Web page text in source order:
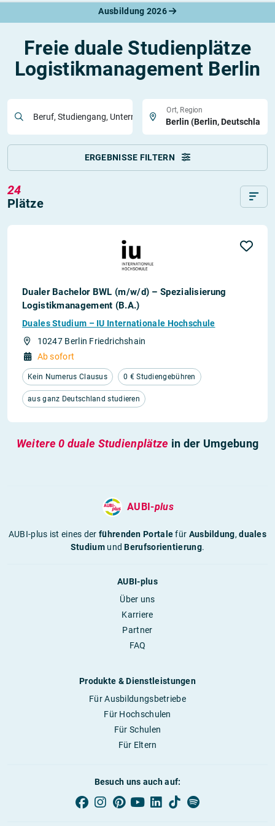
Ausbildung 2026
Freie duale Studienplätze
Logistikmanagement Berlin
Beruf, Studiengang, Unternehmen
Ort, Region
ERGEBNISSE FILTERN
24
Plätze
Dualer Bachelor BWL (m/w/d) – Spezialisierung
Logistikmanagement (B.A.)
Duales Studium – IU Internationale Hochschule
10247 Berlin Friedrichshain
Ab sofort
Kein Numerus Clausus 0 € Studiengebühren
aus ganz Deutschland studieren
Weitere 0 duale Studienplätze in der Umgebung
AUBI-plus
AUBI-plus ist eines derführenden Portalefür Ausbildung,duales
StudiumundBerufsorientierung.
AUBI-plus
Über uns
Karriere
Partner
FAQ
Produkte & Dienstleistungen
Für Ausbildungsbetriebe
Für Hochschulen
Für Schulen
Für Eltern
Besuch uns auch auf: